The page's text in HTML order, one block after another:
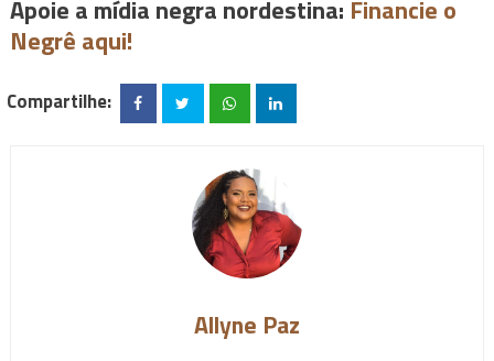
Apoie a mídia negra nordestina: Financie o
Negrê aqui!
Compartilhe:
Allyne Paz